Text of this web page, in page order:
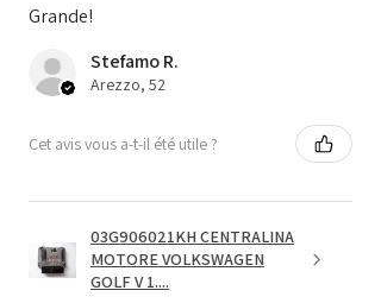
Grande!
Stefamo R.
Arezzo, 52
Cet avis vous a-t-il été utile ?
03G906021KH CENTRALINA
MOTORE VOLKSWAGEN
GOLF V 1....